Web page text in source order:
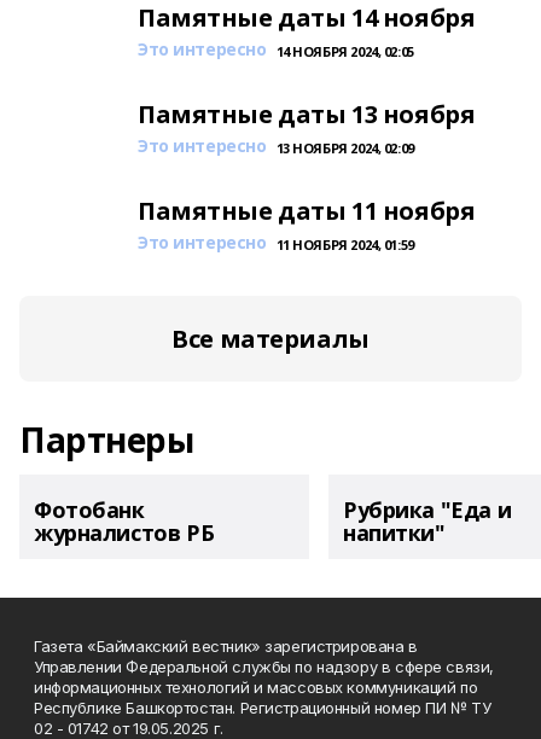
Памятные даты 14 ноября
Это интересно 14 НОЯБРЯ 2024, 02:05
Памятные даты 13 ноября
Это интересно 13 НОЯБРЯ 2024, 02:09
Памятные даты 11 ноября
Это интересно 11 НОЯБРЯ 2024, 01:59
Все материалы
Партнеры
Фотобанк
журналистов РБ
Рубрика "Еда и
напитки"
Газета «Баймакский вестник» зарегистрирована в
Управлении Федеральной службы по надзору в сфере связи,
информационных технологий и массовых коммуникаций по
Республике Башкортостан. Регистрационный номер ПИ № ТУ
02 - 01742 от 19.05.2025 г.